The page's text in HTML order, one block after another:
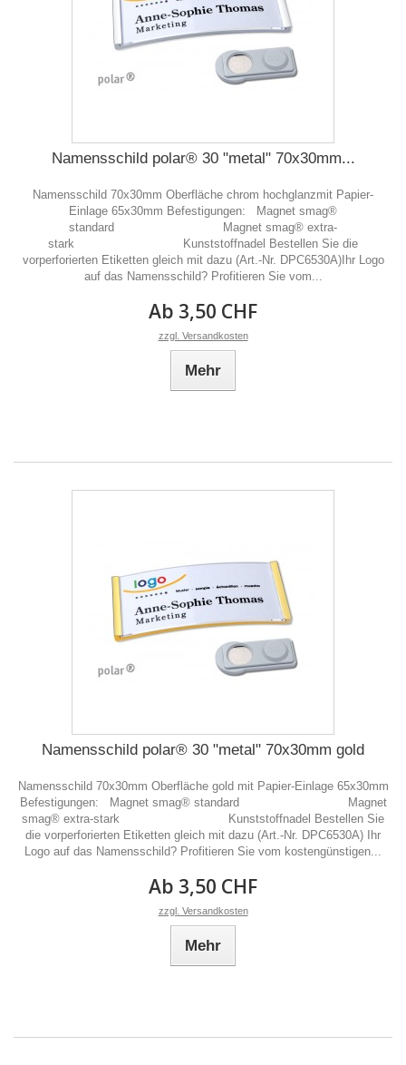
Namensschild polar® 30 "metal" 70x30mm...
Namensschild 70x30mm Oberfläche chrom hochglanzmit Papier-
Einlage 65x30mm Befestigungen: Magnet smag®
standard Magnet smag® extra-
stark Kunststoffnadel Bestellen Sie die
vorperforierten Etiketten gleich mit dazu (Art.-Nr. DPC6530A)Ihr Logo
auf das Namensschild? Profitieren Sie vom...
Ab 3,50 CHF
zzgl. Versandkosten
Mehr
Namensschild polar® 30 "metal" 70x30mm gold
Namensschild 70x30mm Oberfläche gold mit Papier-Einlage 65x30mm
Befestigungen: Magnet smag® standard Magnet
smag® extra-stark Kunststoffnadel Bestellen Sie
die vorperforierten Etiketten gleich mit dazu (Art.-Nr. DPC6530A) Ihr
Logo auf das Namensschild? Profitieren Sie vom kostengünstigen...
Ab 3,50 CHF
zzgl. Versandkosten
Mehr